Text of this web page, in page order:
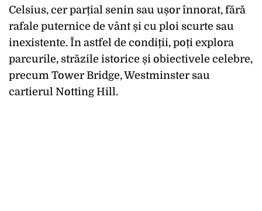
Celsius, cer parțial senin sau ușor înnorat, fără
rafale puternice de vânt și cu ploi scurte sau
inexistente. În astfel de condiții, poți explora
parcurile, străzile istorice și obiectivele celebre,
precum Tower Bridge, Westminster sau
cartierul Notting Hill.